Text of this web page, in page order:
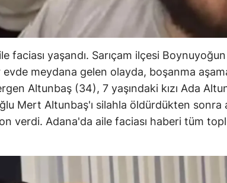
faciası yaşandı. Sarıçam ilçesi
meydana gelen olayda, boşanma
Altunbaş (34), 7 yaşındaki kızı Ada
Mert Altunbaş'ı silahla öldürdükten sonra
verdi. Adana'da aile faciası haberi tüm